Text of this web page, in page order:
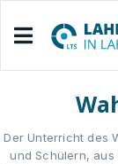
Der Unterricht des
und Schülern,